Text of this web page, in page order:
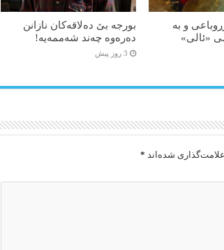
و به
«ئالی»
بورجە بێ دەلاقەکان نازانن
دەرەوە چەند شەممەیە!
3 روز پیش
شده‌اند *